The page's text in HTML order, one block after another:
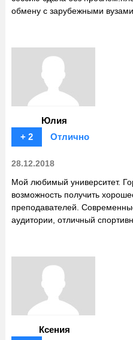
обмену с зарубежными вузами.
Юлия
+ 2
Отлично
28.12.2018
Мой любимый университет.
возможность получить
преподавателей.
аудитории, отличный
Ксения